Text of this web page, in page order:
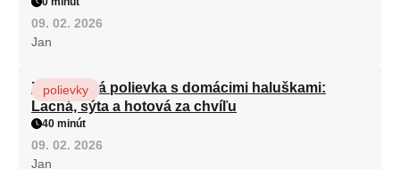
09. 02. 2026
Jan
Zeleninová polievka s domácimi haluškami:
Lacná, sýta a hotová za chvíľu
polievky
40 minút
09. 02. 2026
Jan